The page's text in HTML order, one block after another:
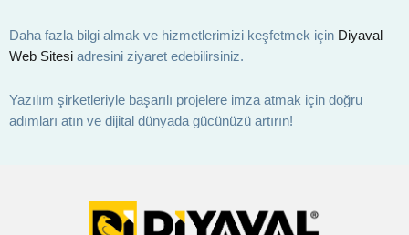
Daha fazla bilgi almak ve hizmetlerimizi keşfetmek için Diyaval
Web Sitesi adresini ziyaret edebilirsiniz.
Yazılım şirketleriyle başarılı projelere imza atmak için doğru
adımları atın ve dijital dünyada gücünüzü artırın!